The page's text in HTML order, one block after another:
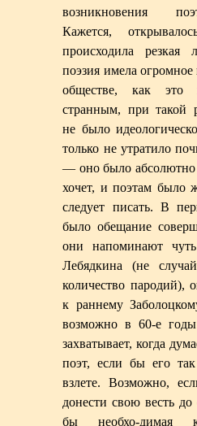
возникновения
Кажется,
происходила резкая
поэзия имела
обществе, как это
странным, при такой
не было
только не утратило
— оно было абсолютно
хочет, и поэтам было
следует писать. В
было обещание
они напоминают
Лебядкина (не
количество пародий),
к раннему
возможно в 60-е
захватывает, когда
поэт, если бы его
взлете. Возможно,
донести свою весть до
бы необхо-димая